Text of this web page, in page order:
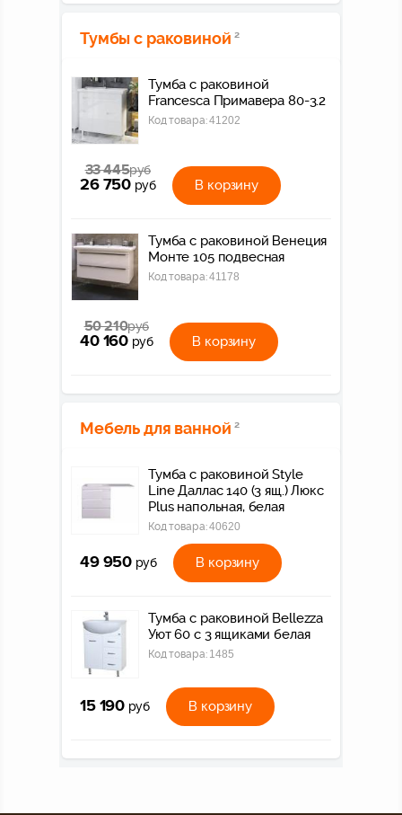
Тумбы с раковиной 2
Тумба с раковиной
Francesca Примавера 80-3.2
Код товара:41202
33 445руб
26 750 руб В корзину
Тумба с раковиной Венеция
Монте 105 подвесная
Код товара:41178
50 210руб
40 160 руб В корзину
Мебель для ванной 2
Тумба с раковиной Style
Line Даллас 140 (3 ящ.) Люкс
Plus напольная, белая
Код товара:40620
49 950 руб В корзину
Тумба с раковиной Bellezza
Уют 60 с 3 ящиками белая
Код товара: 1485
15 190 руб В корзину